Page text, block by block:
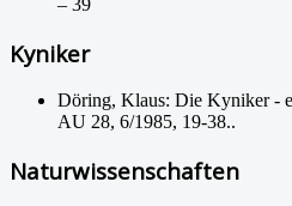
Kyniker
Döring, Klaus: Die Kyniker -
AU 28, 6/1985, 19-38..
Naturwissenschaften